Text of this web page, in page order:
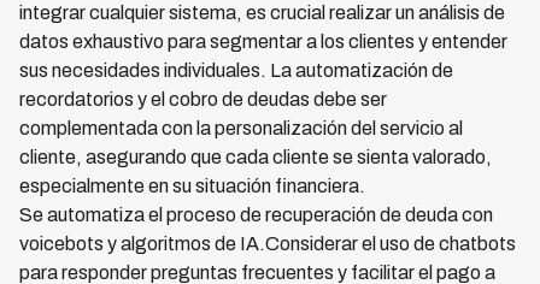
integrar cualquier sistema, es crucial realizar un análisis de
datos exhaustivo para segmentar a los clientes y entender
sus necesidades individuales. La automatización de
recordatorios y el cobro de deudas debe ser
complementada con la personalización del servicio al
cliente, asegurando que cada cliente se sienta valorado,
especialmente en su situación financiera.
Se automatiza el proceso de recuperación de deuda con
voicebots y algoritmos de IA.Considerar el uso de chatbots
para responder preguntas frecuentes y facilitar el pago a